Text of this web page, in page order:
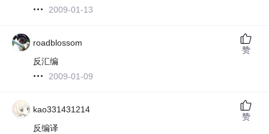
2009-01-13
roadblossom
反汇编
2009-01-09
赞
kao331431214
反编译
赞